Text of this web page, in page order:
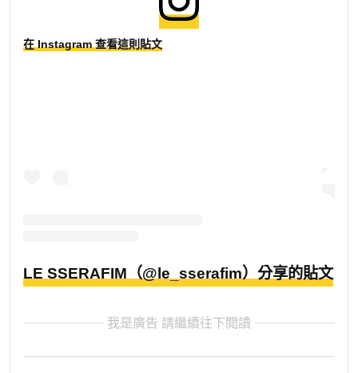
在 Instagram 查看這則貼文
LE SSERAFIM（@le_sserafim）分享的貼文
我是廣告 請繼續往下閱讀